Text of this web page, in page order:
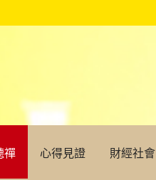
禪 心得見證 財經社會